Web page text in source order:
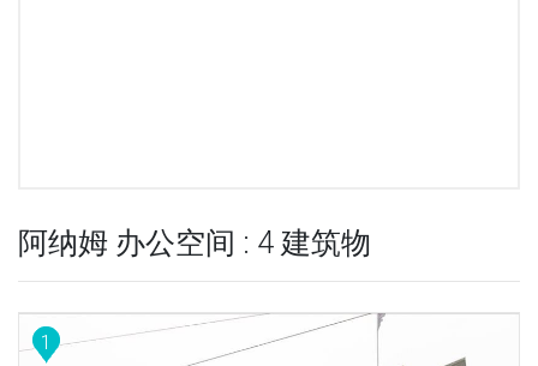
阿纳姆 办公空间 : 4 建筑物
1